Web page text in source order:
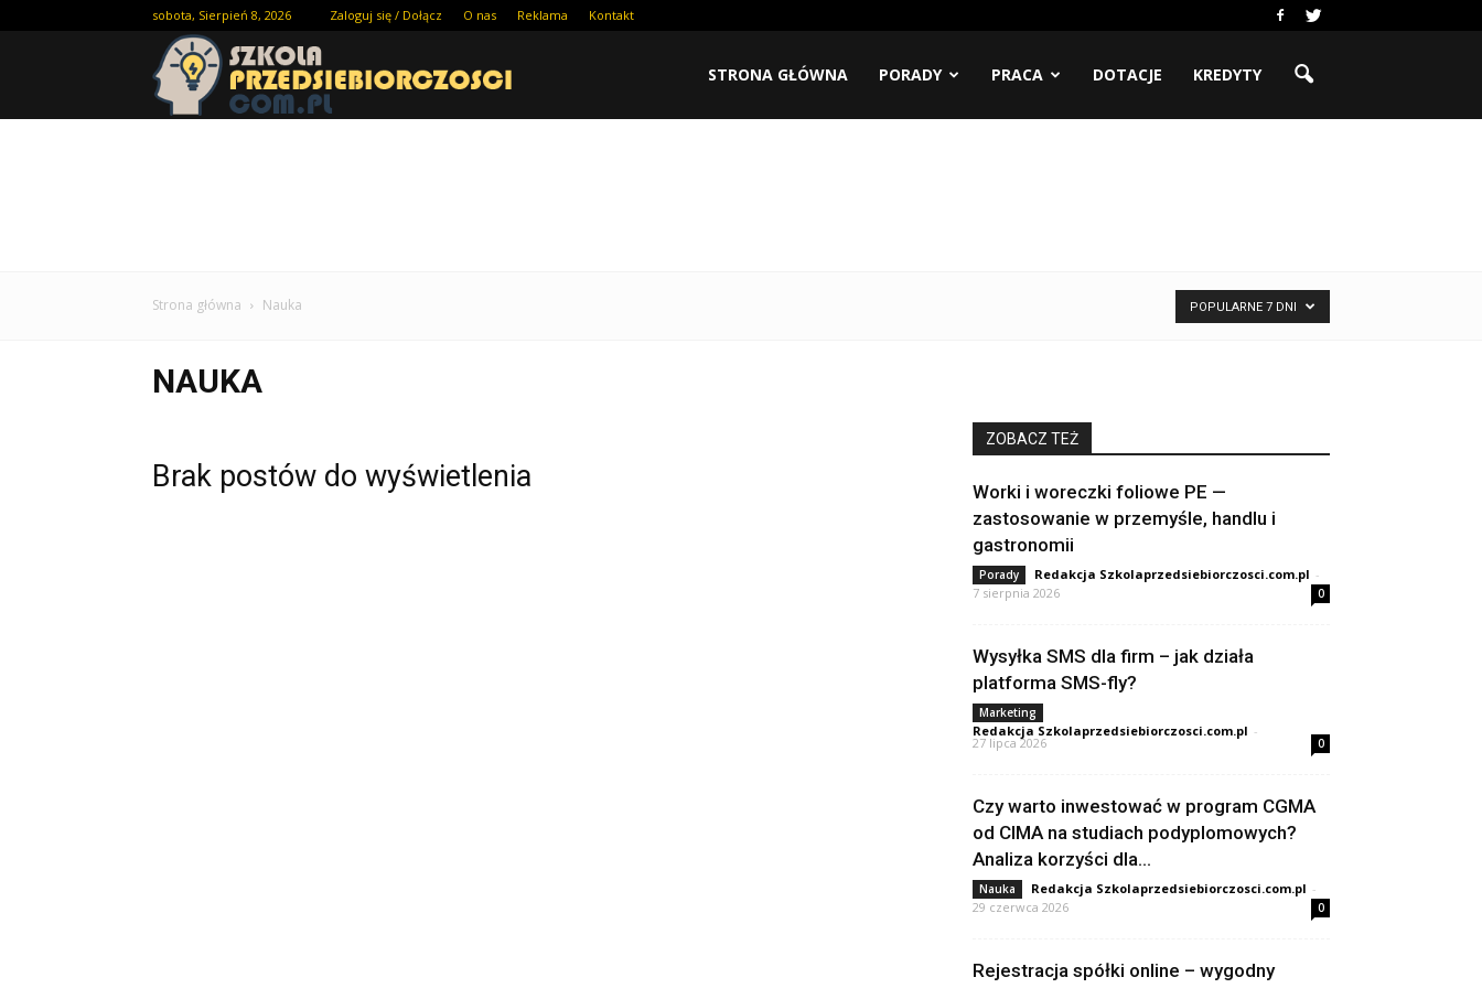
sobota, Sierpień 8, 2026 Zaloguj się / Dołącz O nas Reklama Kontakt
STRONA GŁÓWNA PORADY PRACA DOTACJE KREDYTY
Strona główna Nauka POPULARNE 7 DNI
NAUKA
Brak postów do wyświetlenia
ZOBACZ TEŻ
Worki i woreczki foliowe PE —
zastosowanie w przemyśle, handlu i
gastronomii
Porady Redakcja Szkolaprzedsiebiorczosci.com.pl -
7 sierpnia 2026
0
Wysyłka SMS dla firm – jak działa
platforma SMS-fly?
Marketing
Redakcja Szkolaprzedsiebiorczosci.com.pl -
27 lipca 2026 0
Czy warto inwestować w program CGMA
od CIMA na studiach podyplomowych?
Analiza korzyści dla...
Nauka Redakcja Szkolaprzedsiebiorczosci.com.pl -
29 czerwca 2026
0
Rejestracja spółki online – wygodny